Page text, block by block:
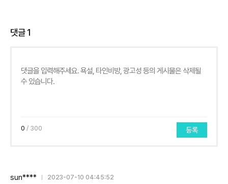
댓글1
0 / 300 등록
sun**** 2023-07-10 04:45:52